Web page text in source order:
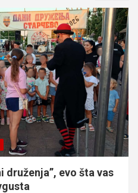
druženja”, evo šta vas